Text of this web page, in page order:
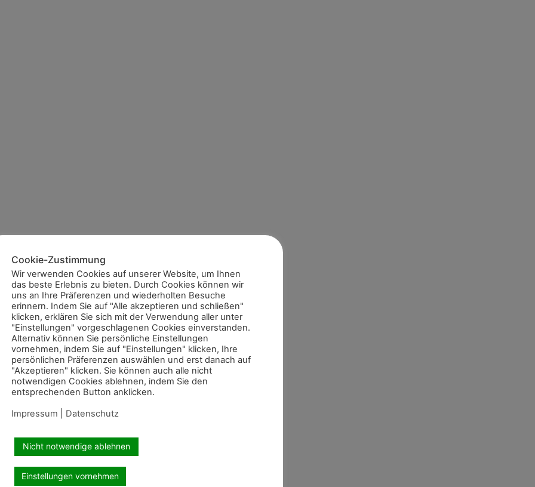
Cookie-Zustimmung
Wir verwenden Cookies auf unserer Website, um Ihnen
das beste Erlebnis zu bieten. Durch Cookies können wir
uns an Ihre Präferenzen und wiederholten Besuche
erinnern. Indem Sie auf "Alle akzeptieren und schließen"
klicken, erklären Sie sich mit der Verwendung aller unter
"Einstellungen" vorgeschlagenen Cookies einverstanden.
Alternativ können Sie persönliche Einstellungen
vornehmen, indem Sie auf "Einstellungen" klicken, Ihre
persönlichen Präferenzen auswählen und erst danach auf
"Akzeptieren" klicken. Sie können auch alle nicht
notwendigen Cookies ablehnen, indem Sie den
entsprechenden Button anklicken.
Impressum
Datenschutz
Nicht notwendige ablehnen
Einstellungen vornehmen